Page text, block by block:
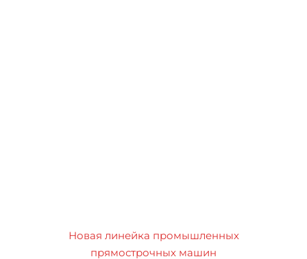
Новая линейка промышленных
прямострочных машин